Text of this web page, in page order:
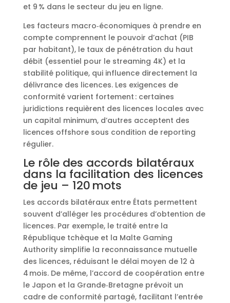
et 9 % dans le secteur du jeu en ligne.
Les facteurs macro‑économiques à prendre en
compte comprennent le pouvoir d’achat (PIB
par habitant), le taux de pénétration du haut
débit (essentiel pour le streaming 4K) et la
stabilité politique, qui influence directement la
délivrance des licences. Les exigences de
conformité varient fortement : certaines
juridictions requièrent des licences locales avec
un capital minimum, d’autres acceptent des
licences offshore sous condition de reporting
régulier.
Le rôle des accords bilatéraux
dans la facilitation des licences
de jeu – 120 mots
Les accords bilatéraux entre États permettent
souvent d’alléger les procédures d’obtention de
licences. Par exemple, le traité entre la
République tchèque et la Malte Gaming
Authority simplifie la reconnaissance mutuelle
des licences, réduisant le délai moyen de 12 à
4 mois. De même, l’accord de coopération entre
le Japon et la Grande‑Bretagne prévoit un
cadre de conformité partagé, facilitant l’entrée